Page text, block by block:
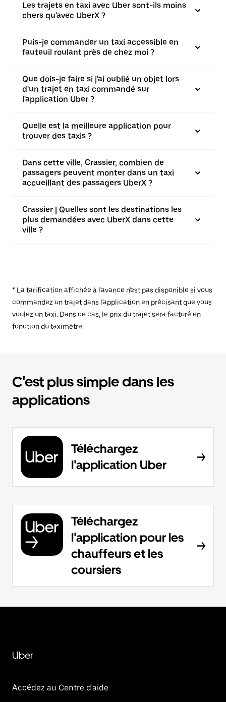
Les trajets en taxi avec Uber sont-ils moins
chers qu'avec UberX ?
Puis-je commander un taxi accessible en
fauteuil roulant près de chez moi ?
Que dois-je faire si j'ai oublié un objet lors
d'un trajet en taxi commandé sur
l'application Uber ?
Quelle est la meilleure application pour
trouver des taxis ?
Dans cette ville, Crassier, combien de
passagers peuvent monter dans un taxi
accueillant des passagers UberX ?
Crassier | Quelles sont les destinations les
plus demandées avec UberX dans cette
ville ?
* La tarification affichée à l'avance n'est pas disponible si vous
commandez un trajet dans l'application en précisant que vous
voulez un taxi. Dans ce cas, le prix du trajet sera facturé en
fonction du taximètre.
C'est plus simple dans les
applications
Téléchargez
l'application Uber
Téléchargez
l'application pour les
chauffeurs et les
coursiers
Uber
Accédez au Centre d'aide